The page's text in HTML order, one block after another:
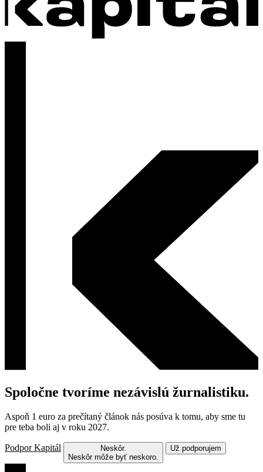
Spoločne tvoríme nezávislú žurnalistiku.
Aspoň 1 euro za prečítaný článok nás posúva k tomu, aby sme tu
pre teba boli aj v roku 2027.
Podpor Kapitál
Neskôr.
Neskôr môže byť neskoro.
Už podporujem